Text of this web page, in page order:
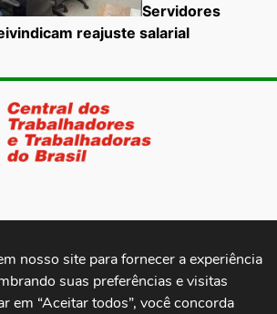
Servidores
reajuste salarial
secgeral@ctb.org.br
11 3874-0040
nosso site para fornecer a experiência
suas preferências e visitas
em “Aceitar todos”, você concorda